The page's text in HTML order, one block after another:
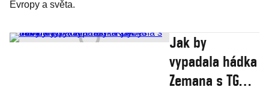
Evropy a světa.
Jak by
vypadala hádka
Zemana s TGM: